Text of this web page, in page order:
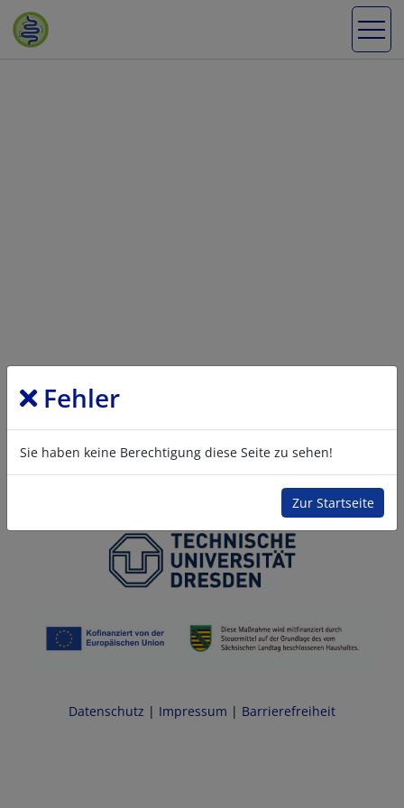
Fehler
Sie haben keine Berechtigung diese Seite zu sehen!
Zur Startseite
Datenschutz | Impressum | Barrierefreiheit